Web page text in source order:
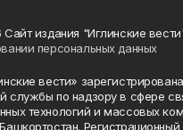
издания "Иглинские
персональных данных
вести»
службы по надзору в сфере
технологий и массовых